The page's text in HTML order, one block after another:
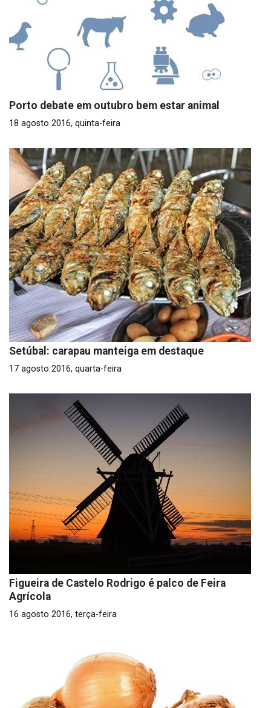
Porto debate em outubro bem estar animal
18 agosto 2016, quinta-feira
Setúbal: carapau manteiga em destaque
17 agosto 2016, quarta-feira
Figueira de Castelo Rodrigo é palco de Feira
Agrícola
16 agosto 2016, terça-feira